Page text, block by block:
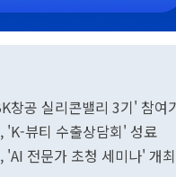
창공 실리콘밸리 3기' 참여
'K-뷰티 수출상담회' 성료
'AI 전문가 초청 세미나' 개최